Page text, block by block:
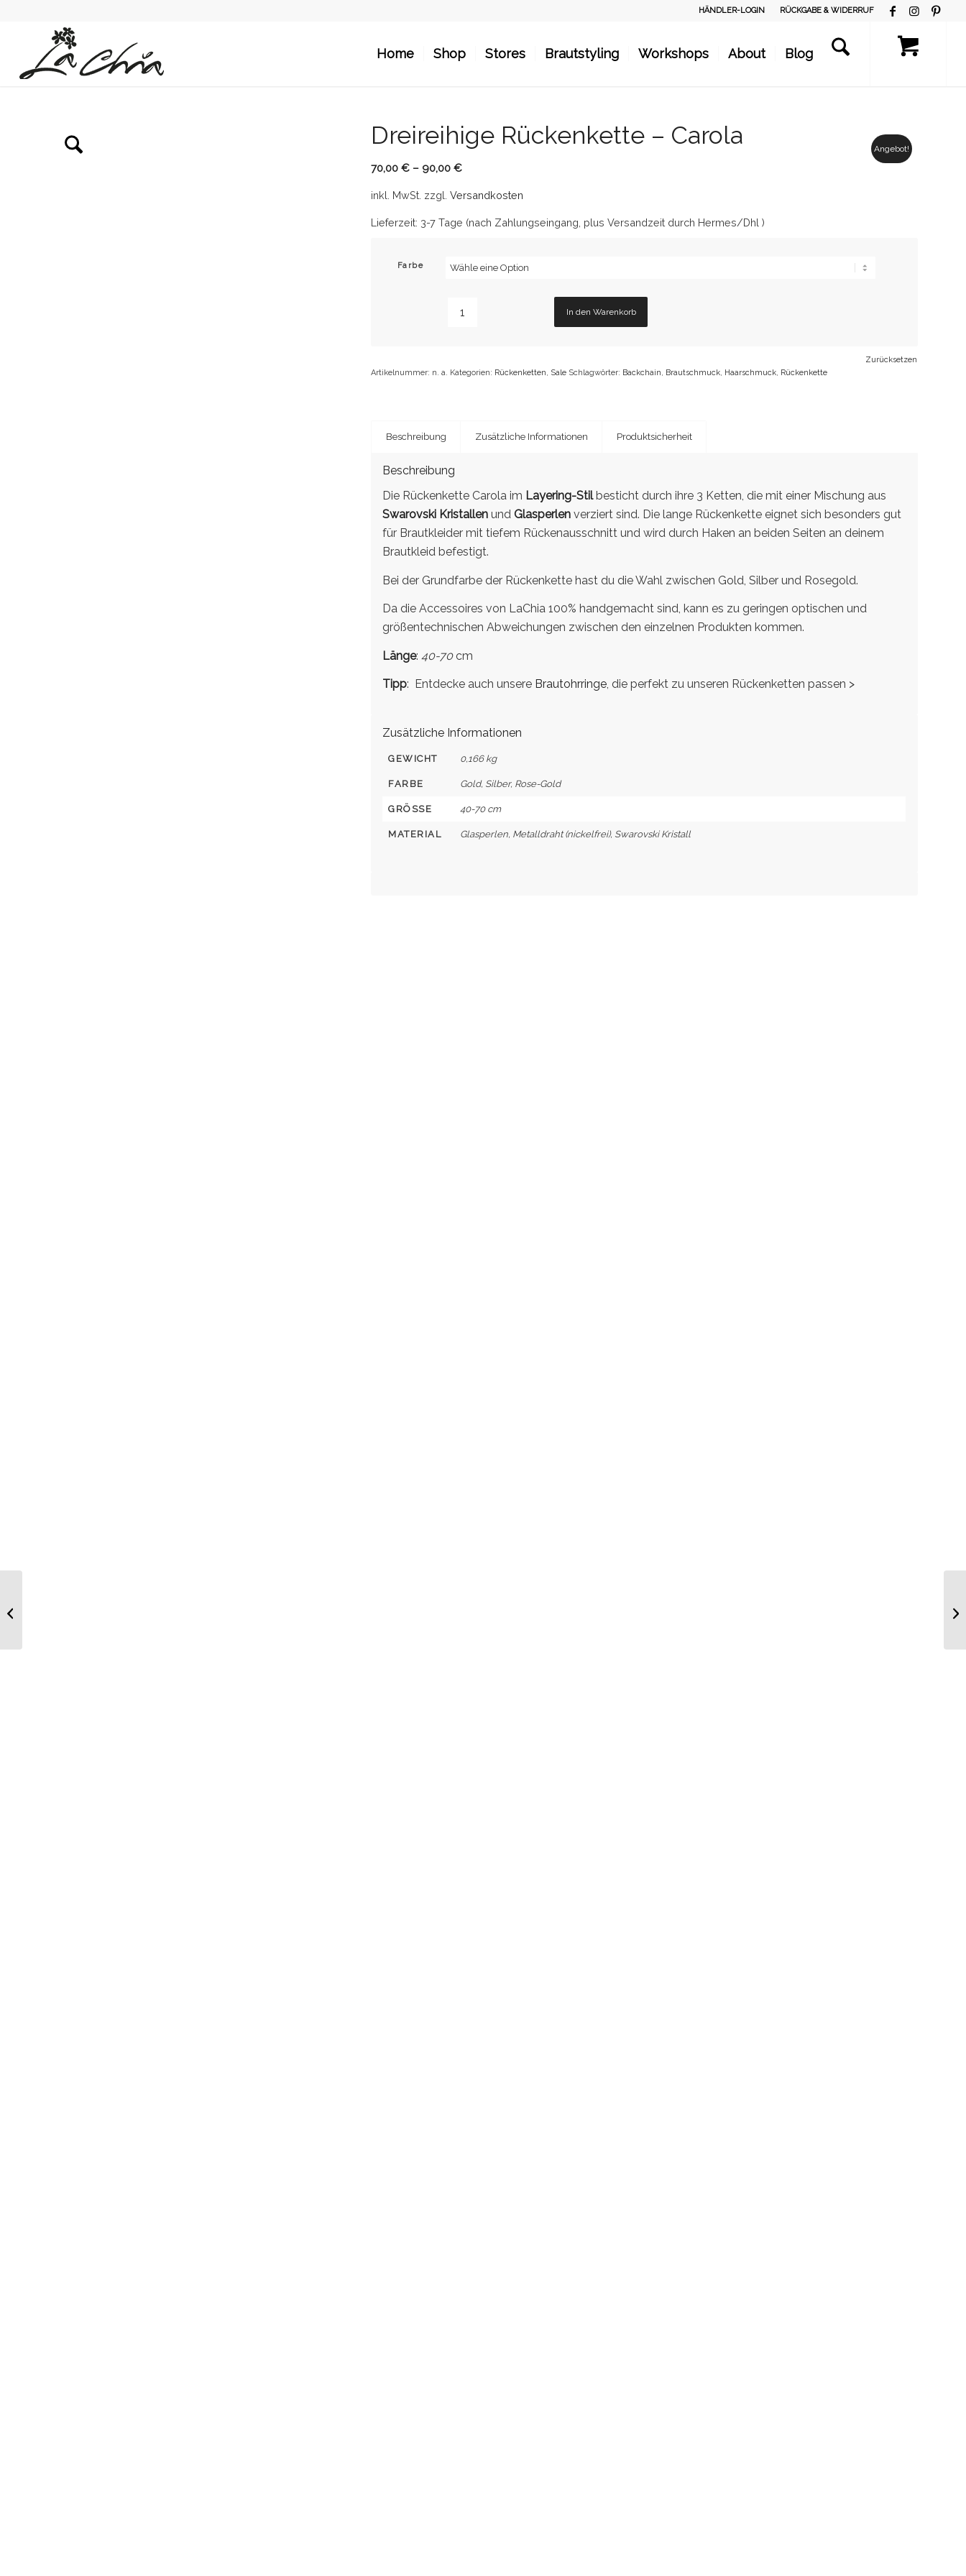
HÄNDLER-LOGIN RÜCKGABE & WIDERRUF
Home Shop Stores Brautstyling Workshops About Blog
Angebot!
Dreireihige Rückenkette – Carola
70,00€ – 90,00€
inkl. MwSt. zzgl.Versandkosten
Lieferzeit: 3-7 Tage (nach Zahlungseingang, plus Versandzeit durch Hermes/Dhl )
Farbe
Zurücksetzen
In den Warenkorb
Artikelnummer: n. a. Kategorien: Rückenketten, Sale Schlagwörter: Backchain, Brautschmuck, Haarschmuck, Rückenkette
Beschreibung Zusätzliche Informationen Produktsicherheit
Beschreibung
Die Rückenkette Carola im Layering-Stilbesticht durch ihre 3 Ketten, die mit einer Mischung aus
Swarovski Kristallen undGlasperlen verziert sind. Die lange Rückenkette eignet sich besonders gut
für Brautkleider mit tiefem Rückenausschnitt und wird durch Haken an beiden Seiten an deinem
Brautkleid befestigt.
Bei der Grundfarbe der Rückenkette hast du die Wahl zwischen Gold, Silber und Rosegold.
Da die Accessoires von LaChia 100% handgemacht sind, kann es zu geringen optischen und
größentechnischen Abweichungen zwischen den einzelnen Produkten kommen.
Länge:40-70cm
Tipp: Entdecke auch unsere Brautohrringe, die perfekt zu unseren Rückenketten passen >
Zusätzliche Informationen
GEWICHT 0,166 kg
FARBE Gold, Silber, Rose-Gold
GRÖSSE 40-70 cm
MATERIAL Glasperlen, Metalldraht (nickelfrei), Swarovski Kristall